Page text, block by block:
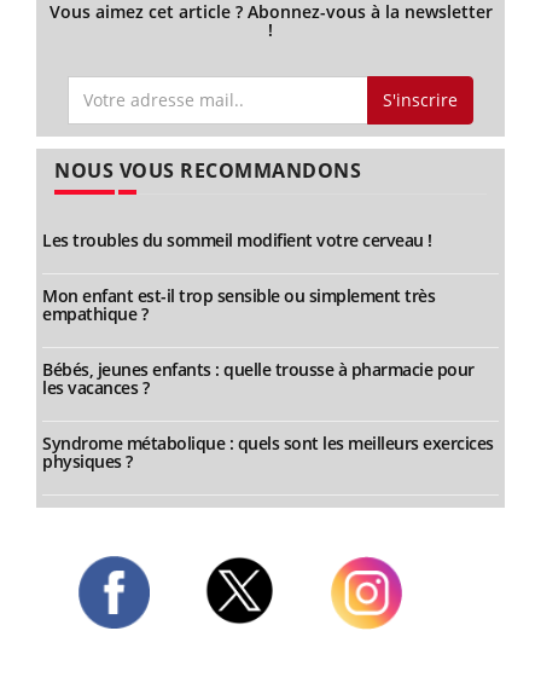
Vous aimez cet article ? Abonnez-vous à la newsletter
!
S'inscrire
NOUS VOUS RECOMMANDONS
Les troubles du sommeil modifient votre cerveau !
Mon enfant est-il trop sensible ou simplement très
empathique ?
Bébés, jeunes enfants : quelle trousse à pharmacie pour
les vacances ?
Syndrome métabolique : quels sont les meilleurs exercices
physiques ?